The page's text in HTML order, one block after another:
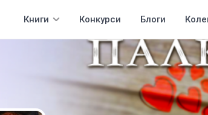
Книги Конкурси Блоги